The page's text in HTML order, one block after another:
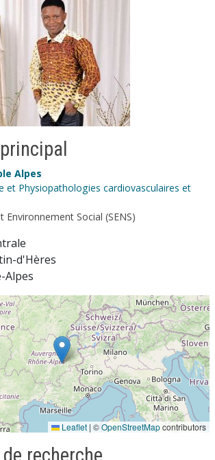
Alpes
et Physiopathologies cardiovasculaires et
Social (SENS)
d'Hères
Alpes
Leaflet | ©OpenStreetMapcontributors
recherche